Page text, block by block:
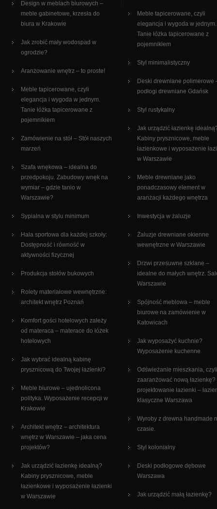
Design w meblach biurowych –
meble gabinetowe, krzesła do
biura w Krakowie
Jak zrobić mały wodospad w
ogrodzie?
Aranżowanie wnętrz – to proste!
Meble tapicerowane, czyli
elegancja i wygoda w jednym.
Tanie łóżka tapicerowane z
pojemnikiem
Zamówienie na stół – Stół naszych
marzeń
Szafa wnękowa – idealna do
przedpokoju. Zabudowy wnęk na
wymiar – gdzie tanio w
Warszawie?
Sypialna w stylu minimum
Hala sportowa dla każdej szkoły:
Dostępność i równość w
aktywności fizycznej
Produkcja stołów bukowych
Rolety materiałowe wewnętrzne:
architekt wnętrz Poznań
Komfort gości hotelowych zależy
od materaca – materace do łóżek
hotelowych
Jak wybrać idealną kabinę
prysznicową do Twojej łazienki?
Meble biurowe – ujednolicona
polityka. Wyposażenie recepcji w
Krakowie
Architekt wnętrz – architektura
wnętrz w Warszawie – jaka cena
projektów?
Jak urządzić łazienkę idealną?
Kabiny prysznicowe, meble
łazienkowe i wyposażenie łazienki
w Warszawie
Meble tapicerowane, czyli
elegancja i wygoda w jednym.
Tanie łóżka tapicerowane z
pojemnikiem
Styl minimalistyczny
Deski drewniane polimerowe
podłogi drewniane Gdańsk
Styl rustykalny
Jak urządzić łazienkę
Kabiny prysznicowe, meble
łazienkowe i wyposażenie
w Warszawie
Meble drewniane jako
ponadczasowy element w
aranżacji każdego wnętrza
Inwestycja w żaluzje
Żaluzje drewniane okienne
wewnętrzne w Warszawie
Drzwi przesuwne szklane –
idealne do małych wnętrz.
Warszawie
Spójność meblowa – meble
biurowe na zamówienie w
Katowicach
Jak wyposażyć kuchnie?
Wyposażenie kuchenne
Odświeżanie mieszkania,
zaaranżować nową łazienkę?
projektowanie łazienki –
klasyczne Warszawa
Wyroby z drewna handmade
czasie.
Styl kolonialny
Deski podłogowe dębowe
Warszawa
Jak urządzić małą łazienkę?